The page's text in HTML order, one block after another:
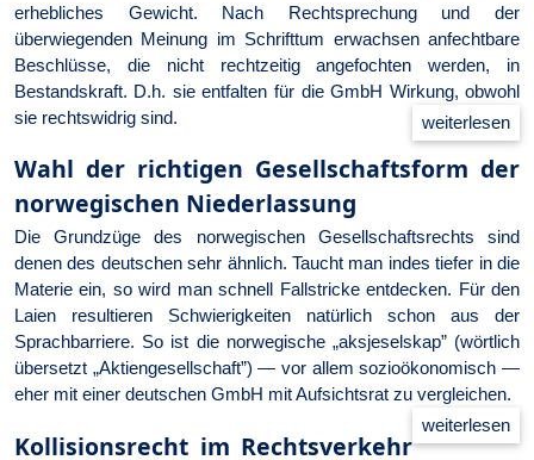
erhebliches Gewicht. Nach Rechtsprechung und der
überwiegenden Meinung im Schrifttum erwachsen anfechtbare
Beschlüsse, die nicht rechtzeitig angefochten werden, in
Bestandskraft. D.h. sie entfalten für die GmbH Wirkung, obwohl
sie rechtswidrig sind.
Wahl der richtigen Gesellschaftsform der
norwegischen Niederlassung
Die Grundzüge des norwegischen Gesellschaftsrechts sind
denen des deutschen sehr ähnlich. Taucht man indes tiefer in die
Materie ein, so wird man schnell Fallstricke entdecken. Für den
Laien resultieren Schwierigkeiten natürlich schon aus der
Sprachbarriere. So ist die norwegische „aksjeselskap” (wörtlich
übersetzt „Aktiengesellschaft”) — vor allem sozioökonomisch —
eher mit einer deutschen GmbH mit Aufsichtsrat zu vergleichen.
Kollisionsrecht im Rechtsverkehr